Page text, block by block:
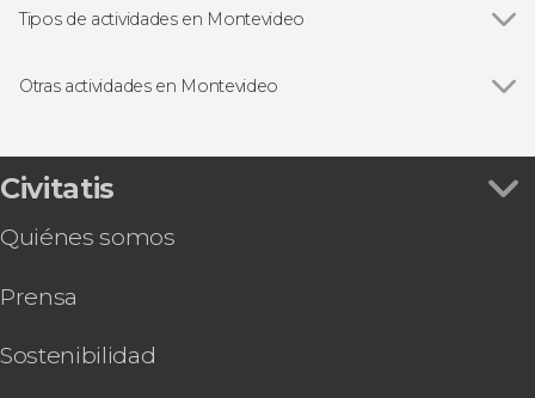
Tipos de actividades en Montevideo
Excursiones de un día desde Montevideo
Otras actividades en Montevideo
Autobús turístico de Montevideo
Espectáculo en El Milongón
Free tour por el barrio Prado
Free tour por el barrio de Carrasco
Entrada al Museo El Juguetero
Civitatis
Quiénes somos
Prensa
Sostenibilidad